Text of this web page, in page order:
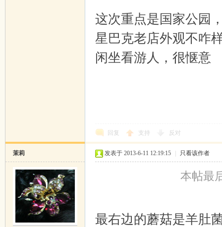
这次重点是国家公园
星巴克老店外观不咋
闲坐看游人，很惬意
回复 支持 反对
茉莉 发表于 2013-6-11 12:19:15 只看该作者
本帖最
最右边的蘑菇是羊肚